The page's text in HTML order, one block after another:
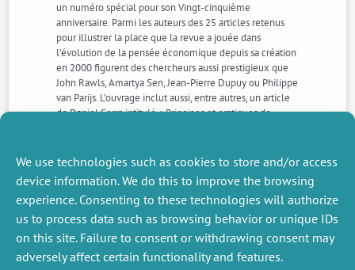
We use technologies such as cookies to store and/or access
device information. We do this to improve the browsing
experience. Consenting to these technologies will authorize
us to process data such as browsing behavior or unique IDs
on this site. Failure to consent or withdrawing consent may
adversely affect certain functionality and features.
un numéro spécial pour son Vingt-cinquième
anniversaire. Parmi les auteurs des 25 articles retenus
pour illustrer la place que la revue a jouée dans
l’évolution de la pensée économique depuis sa création
en 2000 figurent des chercheurs aussi prestigieux que
John Rawls, Amartya Sen, Jean-Pierre Dupuy ou Philippe
van Parijs. L’ouvrage inclut aussi, entre autres, un article
de Daniel Serra intitulé « Principes et pratiques de
initialement être joint n’ayant pu l’être pour des raisons
d’édition, il est diffué ici sous forme de note
NEXT
PREVIOUS